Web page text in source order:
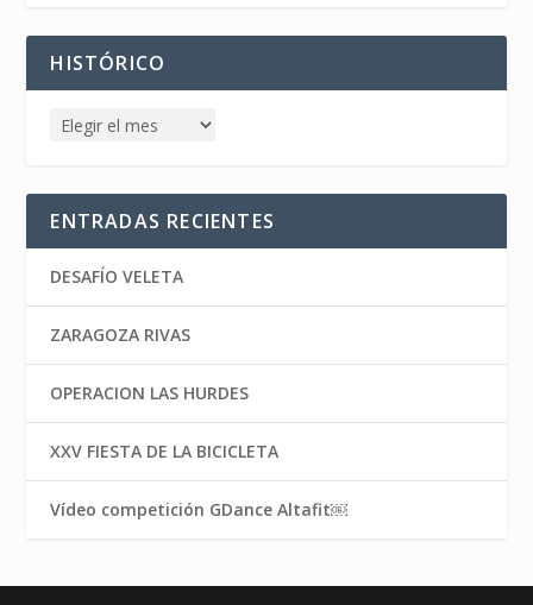
HISTÓRICO
ENTRADAS RECIENTES
DESAFÍO VELETA
ZARAGOZA RIVAS
OPERACION LAS HURDES
XXV FIESTA DE LA BICICLETA
Vídeo competición GDance Altafit￼